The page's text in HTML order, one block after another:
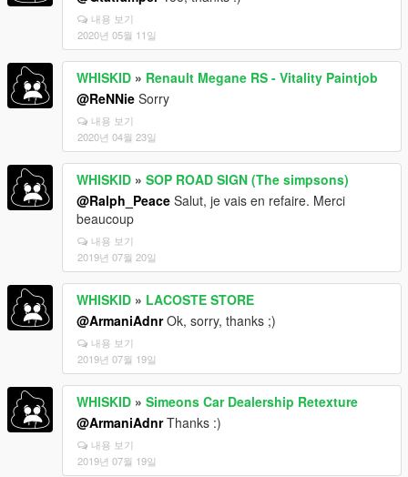
내용 보기
2020년 05월 11일
WHISKID » Renault Megane RS - Vitality Paintjob
@ReNNie Sorry
내용 보기
2020년 04월 23일
WHISKID » SOP ROAD SIGN (The simpsons)
@Ralph_Peace Salut, je vais en refaire. Merci
beaucoup
내용 보기
2019년 07월 20일
WHISKID » LACOSTE STORE
@ArmaniAdnrOk, sorry, thanks ;)
내용 보기
2019년 07월 19일
WHISKID » Simeons Car Dealership Retexture
@ArmaniAdnrThanks :)
내용 보기
2019년 07월 19일